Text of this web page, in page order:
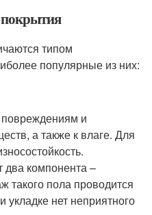
типом
популярные из них:
и
а также к влаге. Для
два компонента –
такого пола проводится
укладке нет неприятного